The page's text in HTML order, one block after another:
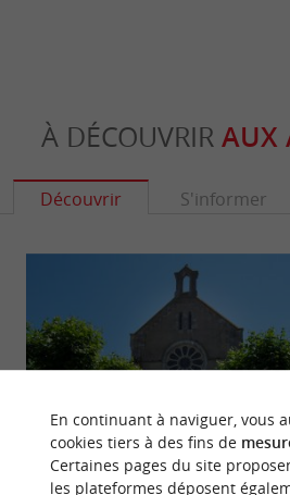
À DÉCOUVRIR AUX
Découvrir S'informer
En continuant à naviguer, vous
cookies tiers à des fins de
Certaines pages du site
les plateformes déposent